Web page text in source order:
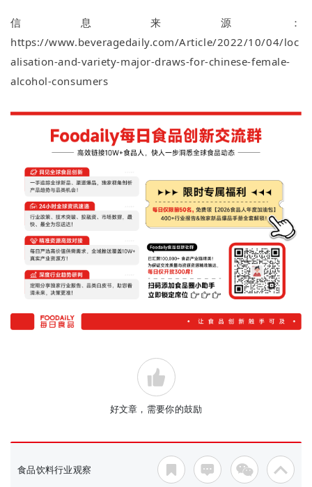
信息来源：
https://www.beveragedaily.com/Article/2022/10/04/loc
alisation-and-variety-major-draws-for-chinese-female-
alcohol-consumers
好文章，需要你的鼓励
食品饮料行业观察